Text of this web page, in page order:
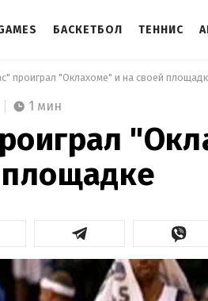
БАСКЕТБОЛ ТЕННИС
проиграл "Оклахоме" и на своей
1 мин